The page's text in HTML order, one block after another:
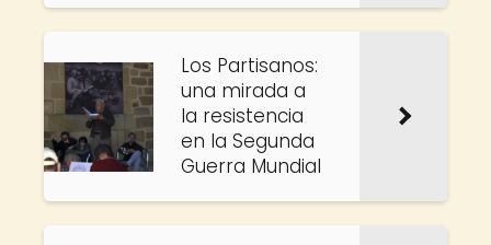
Los Partisanos:
una mirada a
la resistencia
en la Segunda
Guerra Mundial